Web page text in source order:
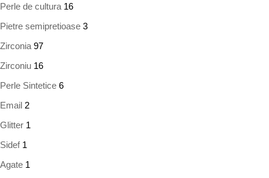
Perle de cultura 16
Pietre semipretioase 3
Zirconia 97
Zirconiu 16
Perle Sintetice 6
Email 2
Glitter 1
Sidef 1
Agate 1